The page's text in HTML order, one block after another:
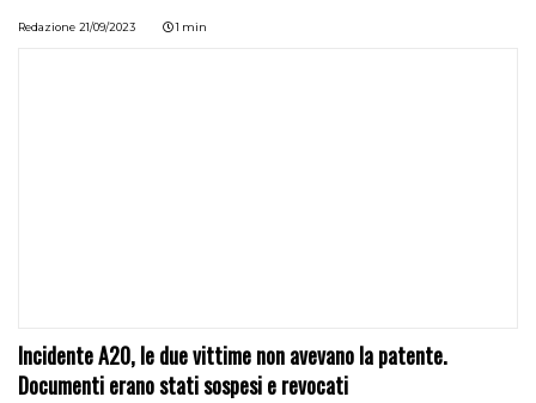
Redazione 21/09/2023 1 min
Incidente A20, le due vittime non avevano la patente.
Documenti erano stati sospesi e revocati